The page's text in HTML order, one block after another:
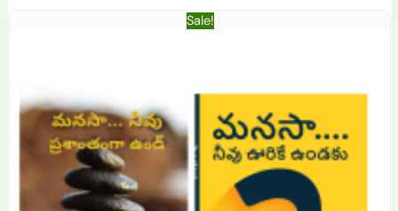
Sale!
OriginalCurrent